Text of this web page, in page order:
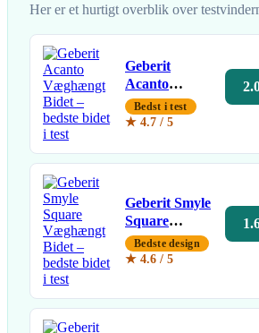
Her er et hurtigt overblik over
Geberit
Acanto
Væghængt
Bidet
Bedst i test
★ 4.7 / 5
Geberit Smyle
Square
Væghængt
Bidet
Bedste design
★ 4.6 / 5